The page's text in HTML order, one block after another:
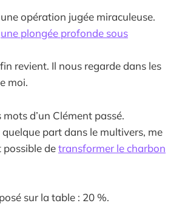
opération jugée miraculeuse.
une plongée profonde sous
revient. Il nous regarde dans les
moi.
mots d’un Clément passé.
part dans le multivers, me
possible detransformer le charbon
sur la table : 20 %.